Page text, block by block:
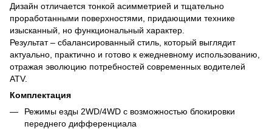
Дизайн отличается тонкой асимметрией и тщательно
проработанными поверхностями, придающими технике
изысканный, но функциональный характер.
Результат – сбалансированный стиль, который выглядит
актуально, практично и готово к ежедневному использованию,
отражая эволюцию потребностей современных водителей
ATV.
Комплектация
Режимы езды 2WD/4WD с возможностью блокировки
переднего дифференциала